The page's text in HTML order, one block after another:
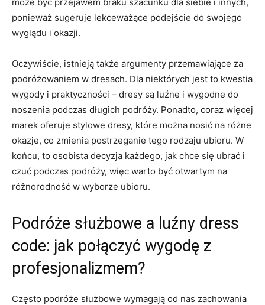
ponieważ⁣ sugeruje lekceważące podejście do​ swojego
‌wyglądu ⁤i okazji.
Oczywiście, istnieją także argumenty przemawiające za
podróżowaniem ⁢w dresach.⁢ Dla niektórych ⁤jest to ‍kwestia
wygody i praktyczności⁢ – ⁤dresy są luźne i wygodne do
noszenia ⁢podczas długich ⁢podróży. Ponadto, coraz ⁢więcej
marek oferuje stylowe dresy, które można nosić ⁤na różne
‍okazje, co zmienia postrzeganie‌ tego rodzaju ubioru. W
końcu, to osobista⁣ decyzja‍ każdego, jak chce ‌się ubrać i
czuć ‌podczas ⁢podróży, więc warto być otwartym na
⁤różnorodność w wyborze ubioru.
Podróże ‍służbowe a⁤ luźny dress
code:⁤ jak połączyć wygodę z⁢
profesjonalizmem?
Często podróże służbowe wymagają od nas zachowania